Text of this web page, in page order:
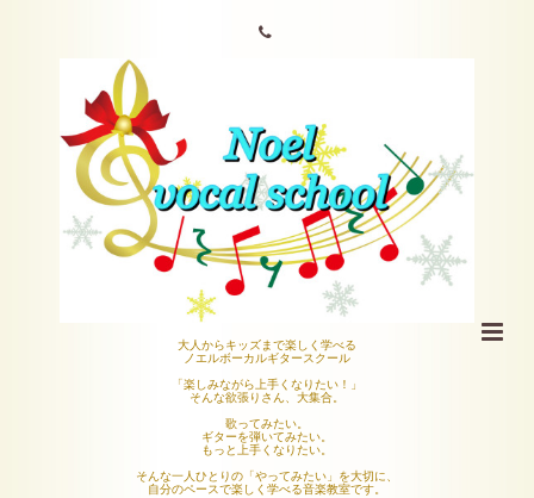
大人からキッズまで楽しく学べる
ノエルボーカルギタースクール
「楽しみながら上手くなりたい！」
そんな欲張りさん、大集合。
歌ってみたい。
ギターを弾いてみたい。
もっと上手くなりたい。
そんな一人ひとりの「やってみたい」を大切に、
自分のペースで楽しく学べる音楽教室です。